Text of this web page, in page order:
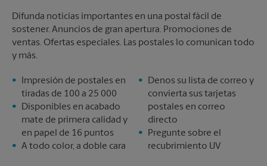
Difunda noticias importantes en una postal fácil de
sostener. Anuncios de gran apertura. Promociones de
ventas. Ofertas especiales. Las postales lo comunican todo
y más.
Impresión de postales en
tiradas de 100 a 25 000
Disponibles en acabado
mate de primera calidad y
en papel de 16 puntos
A todo color, a doble cara
Denos su lista de correo y
convierta sus tarjetas
postales en correo
directo
Pregunte sobre el
recubrimiento UV